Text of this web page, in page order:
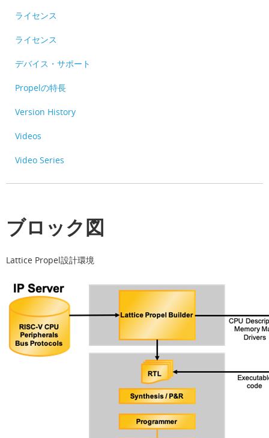
ライセンス
ライセンス
デバイス・サポート
Propelの特長
Version History
Videos
Video Series
ブロック図
Lattice Propel設計環境